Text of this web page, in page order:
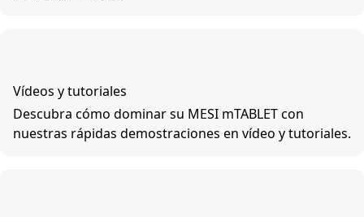
Vídeos y tutoriales
Descubra cómo dominar su MESI mTABLET con
nuestras rápidas demostraciones en vídeo y tutoriales.